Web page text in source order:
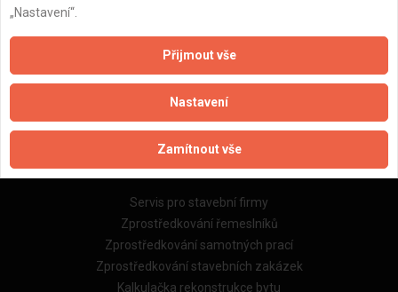
Zásady pro používání souborů cookie
Obchodní podmínky (zprostředkování)
Obchodní podmínky (rozpočtování)
Reference
Naše excelové tabulky online
Naše služby
Servis pro stavební firmy
Zprostředkování řemeslníků
Zprostředkování samotných prací
Zprostředkování stavebních zakázek
Kalkulačka rekonstrukce bytu
„Nastavení“.
Přijmout vše
Nastavení
Zamítnout vše